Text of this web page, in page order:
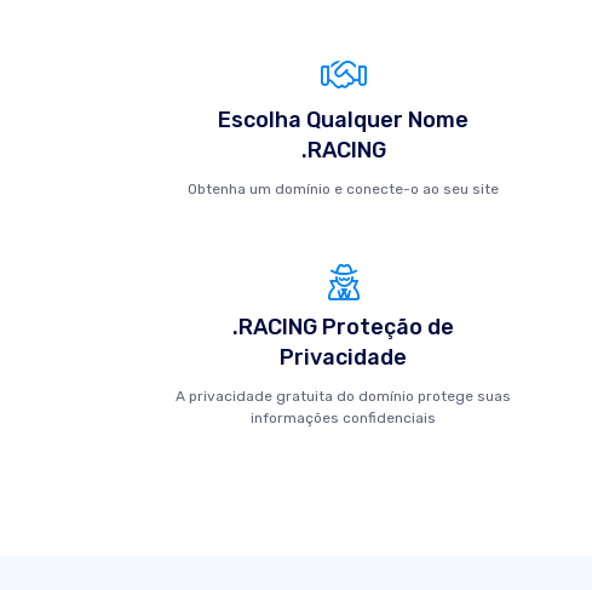
Escolha Qualquer Nome
.RACING
Obtenha um domínio e conecte-o ao seu site
.RACING Proteção de
Privacidade
A privacidade gratuita do domínio protege suas
informações confidenciais